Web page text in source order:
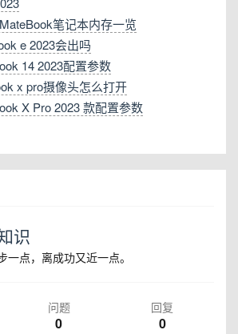
笔记本内存一览
e 2023会出吗
14 2023配置参数
x pro摄像头怎么打开
X Pro 2023 款配置参数
识
一点，离成功又近一点。
问题
0
回复
0